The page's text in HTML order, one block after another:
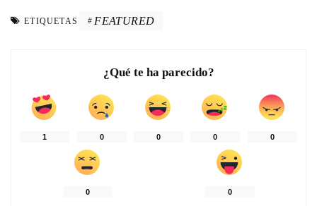
ETIQUETAS FEATURED
¿Qué te ha parecido?
1 0 0 0 0
0 0